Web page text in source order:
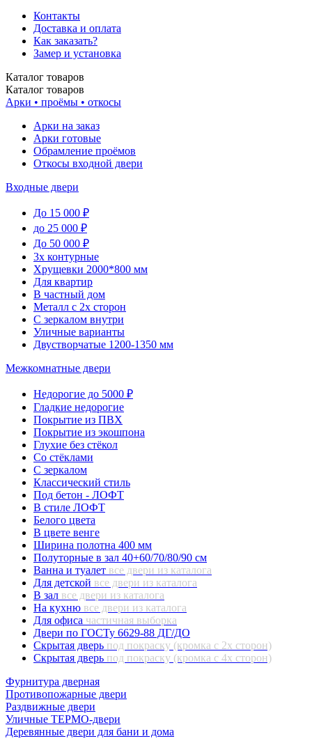
Контакты
Доставка и оплата
Как заказать?
Замер и установка
Каталог товаров
Каталог товаров
Арки • проёмы • откосы
Арки на заказ
Арки готовые
Обрамление проёмов
Откосы входной двери
Входные двери
До 15 000 ₽
до 25 000 ₽
До 50 000 ₽
3х контурные
Хрущевки 2000*800 мм
Для квартир
В частный дом
Металл с 2х сторон
С зеркалом внутри
Уличные варианты
Двустворчатые 1200-1350 мм
Межкомнатные двери
Недорогие до 5000 ₽
Гладкие недорогие
Покрытие из ПВХ
Покрытие из экошпона
Глухие без стёкол
Со стёклами
С зеркалом
Классический стиль
Под бетон - ЛОФТ
В стиле ЛОФТ
Белого цвета
В цвете венге
Ширина полотна 400 мм
Полуторные в зал 40+60/70/80/90 см
Ванна и туалет все двери из каталога
Для детской все двери из каталога
В зал все двери из каталога
На кухню все двери из каталога
Для офиса частичная выборка
Двери по ГОСТу 6629-88 ДГ/ДО
Скрытая дверь под покраску (кромка с 2х сторон)
Скрытая дверь под покраску (кромка с 4х сторон)
Фурнитура дверная
Противопожарные двери
Раздвижные двери
Уличные ТЕРМО-двери
Деревянные двери для бани и дома